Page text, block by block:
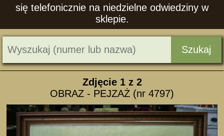
się telefonicznie na niedzielne odwiedziny w
sklepie.
Szukaj
Zdjęcie 1z 2
OBRAZ - PEJZAŻ (nr 4797)